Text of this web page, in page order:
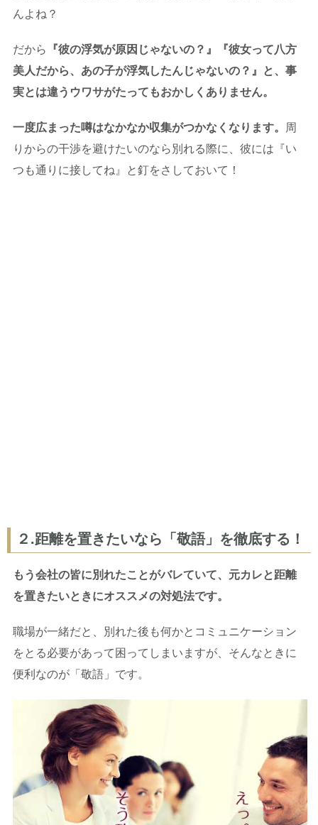
んよね？
だから
『彼の浮気が原因じゃないの？』『彼女って八方
美人だから、あの子が浮気したんじゃないの？』と、事
実とは違うウワサがたってもおかしくありません。
一度広まった噂はなかなか収集がつかなくなります。
周
りからの干渉を避けたいのなら別れる際に、彼には『い
つも通りに接してね』と釘をさしておいて！
２.距離を置きたいなら「敬語」を徹底する！
もう会社の皆に別れたことがバレていて、元カレと距離
を置きたいときにオススメの対処法です。
職場が一緒だと、別れた後も何かとコミュニケーション
をとる必要があって困ってしまいますが、そんなときに
便利なのが「敬語」です。